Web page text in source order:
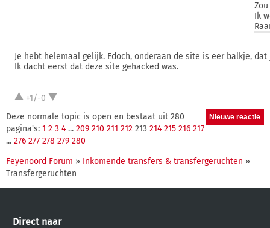
Ik
Je hebt helemaal gelijk. Edoch, onderaan de site is eer balkje,
Ik dacht eerst dat deze site gehacked was.
+1/-0
Deze normale topic is open en bestaat uit 280
pagina's: 1 2 3 4 ... 209 210 211 212 213 214 215 216 217
... 276 277 278 279 280
Feyenoord Forum » Inkomende transfers & transfergeruchten »
Transfergeruchten
Direct naar